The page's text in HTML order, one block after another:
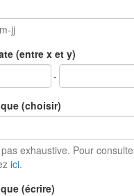
jj
(entre x et y)
-
(choisir)
exhaustive. Pour
ici.
(écrire)